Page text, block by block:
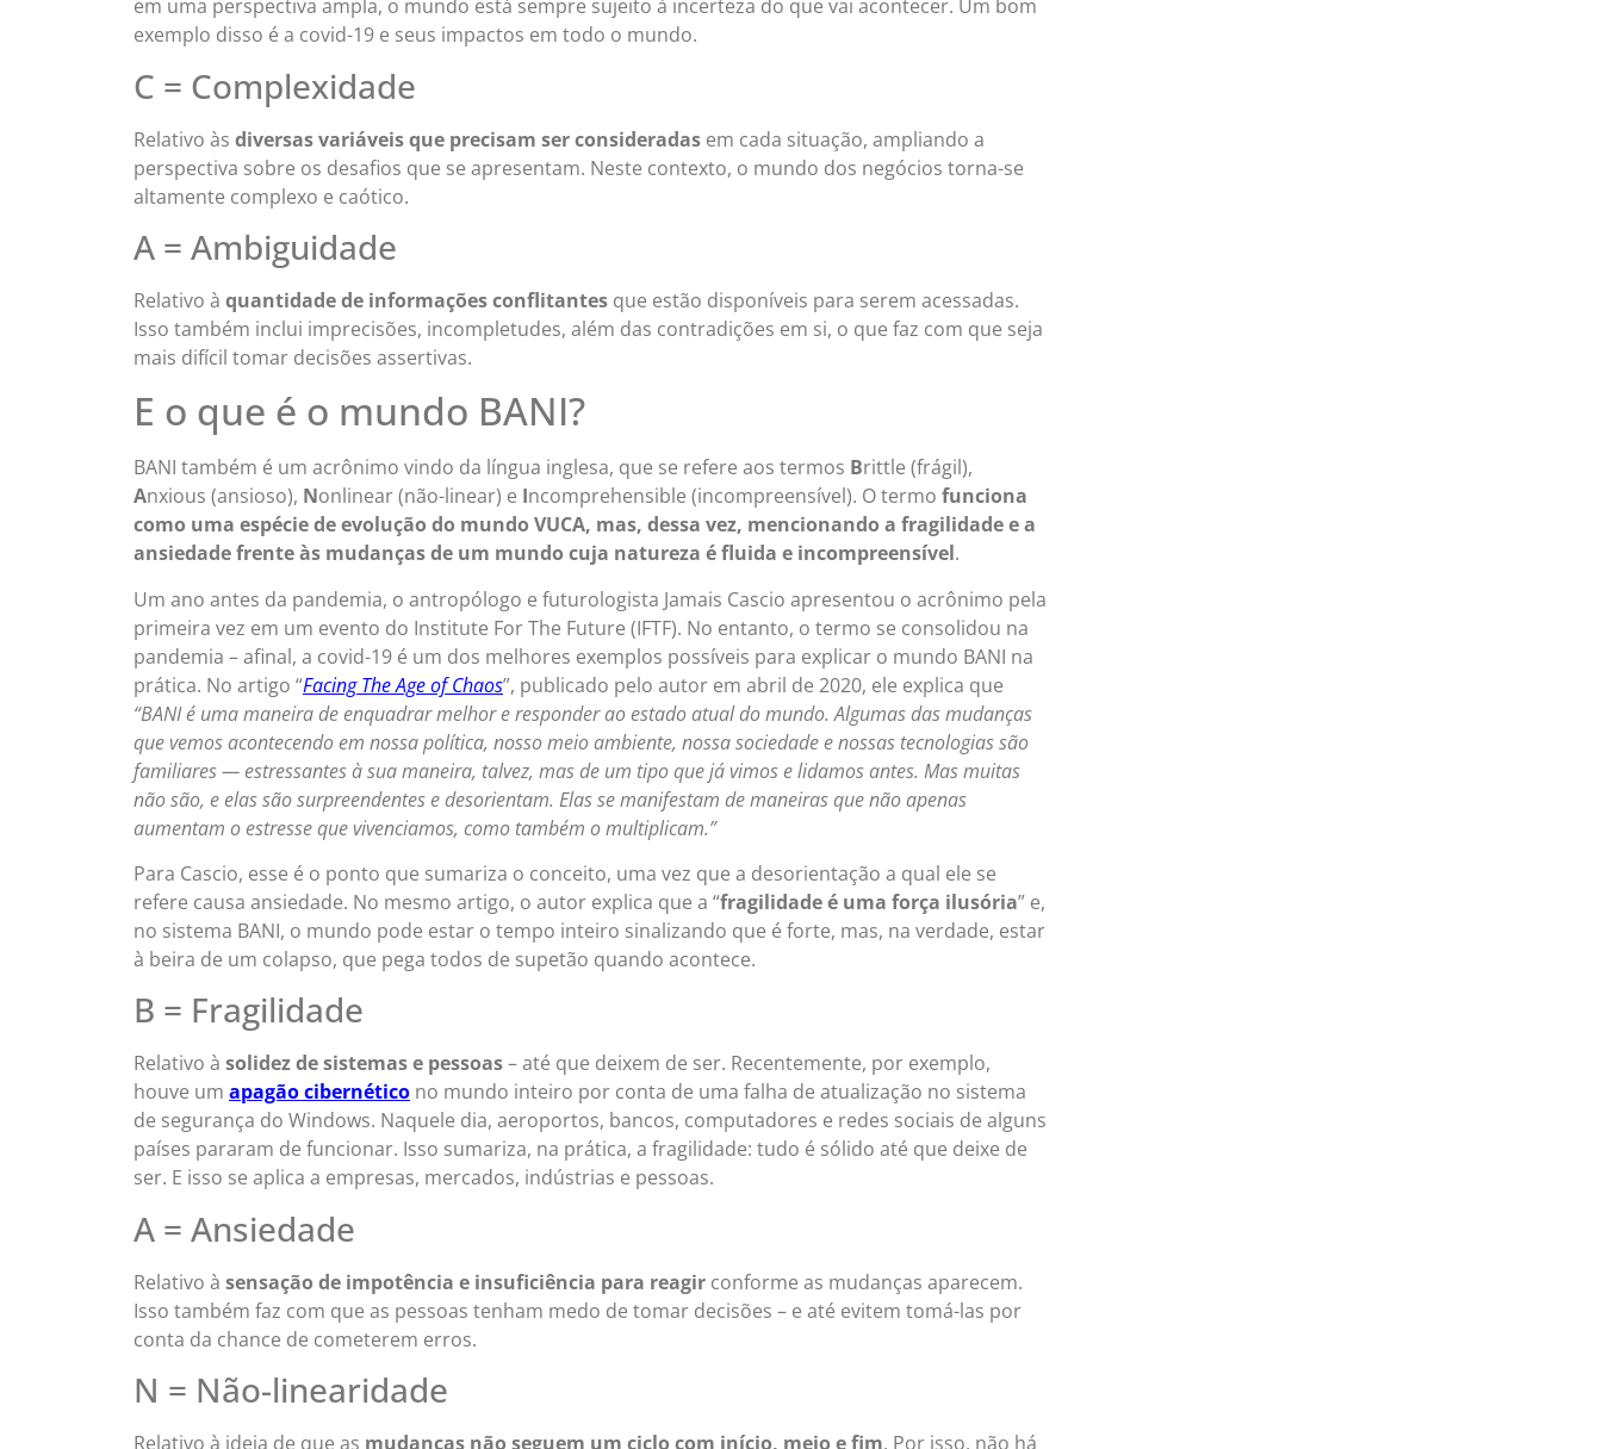
em uma perspectiva ampla, o mundo está sempre sujeito à incerteza do que vai acontecer. Um bom
exemplo disso é a covid-19 e seus impactos em todo o mundo.
C = Complexidade
Relativo às diversas variáveis que precisam ser consideradas em cada situação, ampliando a
perspectiva sobre os desafios que se apresentam. Neste contexto, o mundo dos negócios torna-se
altamente complexo e caótico.
A = Ambiguidade
Relativo à quantidade de informações conflitantes que estão disponíveis para serem acessadas.
Isso também inclui imprecisões, incompletudes, além das contradições em si, o que faz com que seja
mais difícil tomar decisões assertivas.
E o que é o mundo BANI?
BANI também é um acrônimo vindo da língua inglesa, que se refere aos termos Brittle (frágil),
Anxious (ansioso), Nonlinear (não-linear) e Incomprehensible (incompreensível). O termo funciona
como uma espécie de evolução do mundo VUCA, mas, dessa vez, mencionando a fragilidade e a
ansiedade frente às mudanças de um mundo cuja natureza é fluida e incompreensível.
Um ano antes da pandemia, o antropólogo e futurologista Jamais Cascio apresentou o acrônimo pela
primeira vez em um evento do Institute For The Future (IFTF). No entanto, o termo se consolidou na
pandemia – afinal, a covid-19 é um dos melhores exemplos possíveis para explicar o mundo BANI na
prática. No artigo “Facing The Age of Chaos”, publicado pelo autor em abril de 2020, ele explica que
“BANI é uma maneira de enquadrar melhor e responder ao estado atual do mundo. Algumas das mudanças
que vemos acontecendo em nossa política, nosso meio ambiente, nossa sociedade e nossas tecnologias são
familiares — estressantes à sua maneira, talvez, mas de um tipo que já vimos e lidamos antes. Mas muitas
não são, e elas são surpreendentes e desorientam. Elas se manifestam de maneiras que não apenas
aumentam o estresse que vivenciamos, como também o multiplicam.”
Para Cascio, esse é o ponto que sumariza o conceito, uma vez que a desorientação a qual ele se
refere causa ansiedade. No mesmo artigo, o autor explica que a “fragilidade é uma força ilusória” e,
no sistema BANI, o mundo pode estar o tempo inteiro sinalizando que é forte, mas, na verdade, estar
à beira de um colapso, que pega todos de supetão quando acontece.
B = Fragilidade
Relativo à solidez de sistemas e pessoas– até que deixem de ser. Recentemente, por exemplo,
houve um apagão cibernético no mundo inteiro por conta de uma falha de atualização no sistema
de segurança do Windows. Naquele dia, aeroportos, bancos, computadores e redes sociais de alguns
países pararam de funcionar. Isso sumariza, na prática, a fragilidade: tudo é sólido até que deixe de
ser. E isso se aplica a empresas, mercados, indústrias e pessoas.
A = Ansiedade
Relativo à sensação de impotência e insuficiência para reagir conforme as mudanças aparecem.
Isso também faz com que as pessoas tenham medo de tomar decisões – e até evitem tomá-las por
conta da chance de cometerem erros.
N = Não-linearidade
Relativo à ideia de que as mudanças não seguem um ciclo com início, meio e fim. Por isso, não há